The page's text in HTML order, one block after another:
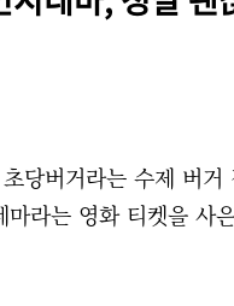
당버거라는 수제 버거
라는 영화 티켓을 사